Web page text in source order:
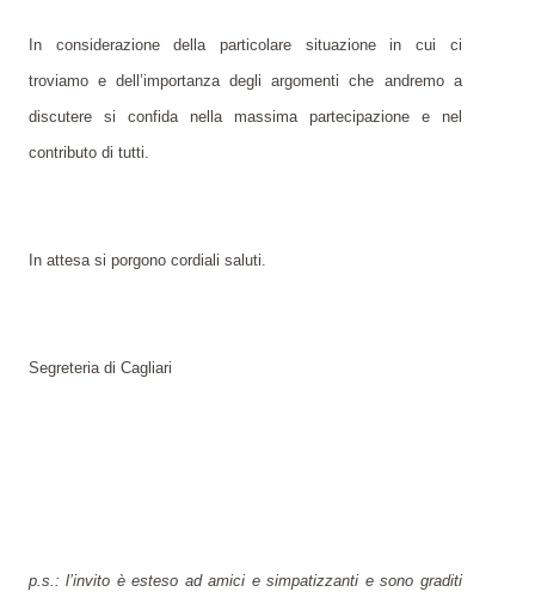
In considerazione della particolare situazione in cui ci
troviamo e dell’importanza degli argomenti che andremo a
discutere si confida nella massima partecipazione e nel
contributo di tutti.
In attesa si porgono cordiali saluti.
Segreteria di Cagliari
p.s.: l’invito è esteso ad amici e simpatizzanti e sono graditi